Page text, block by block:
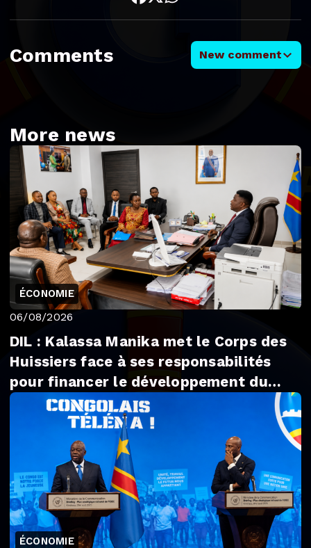
Comments New comment
More news
ÉCONOMIE
06/08/2026
DIL : Kalassa Manika met le Corps des
Huissiers face à ses responsabilités
pour financer le développement du
Lualaba
ÉCONOMIE